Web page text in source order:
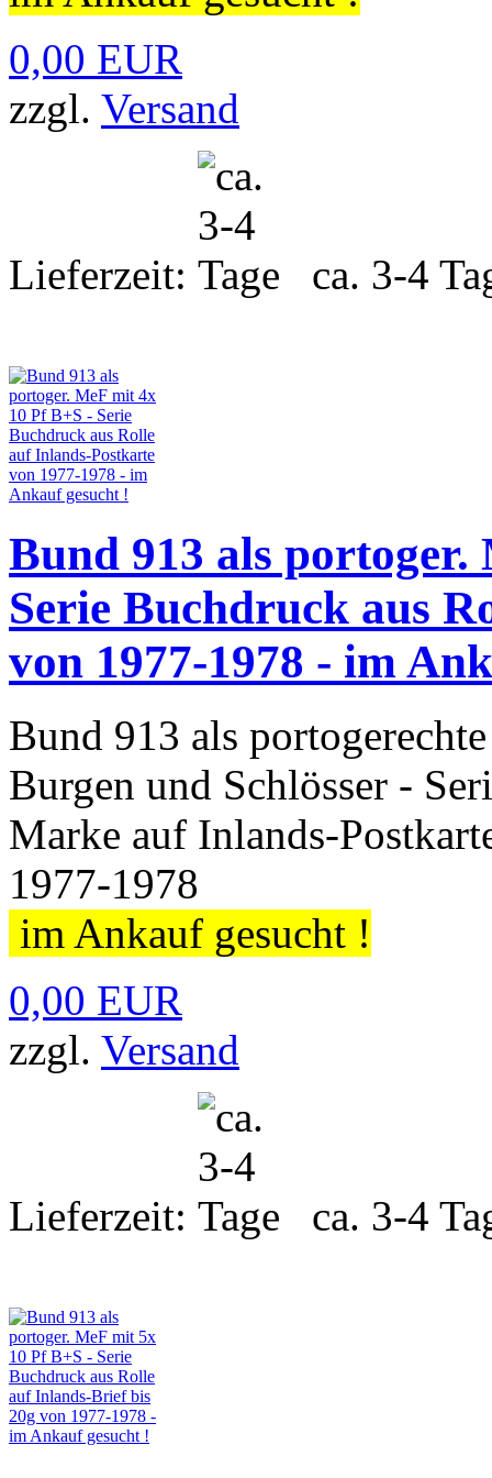
0,00 EUR
zzgl. Versand
Lieferzeit: ca. 3-4
Bund 913 als portoger.
Serie Buchdruck aus
von 1977-1978 - im
Bund 913 als
Burgen und Schlösser -
Marke auf Inlands-
1977-1978
im Ankauf gesucht !
0,00 EUR
zzgl. Versand
Lieferzeit: ca. 3-4